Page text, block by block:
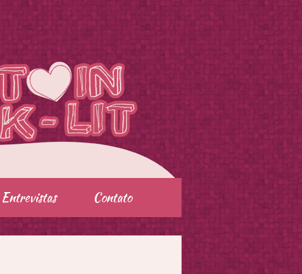
Entrevistas Contato